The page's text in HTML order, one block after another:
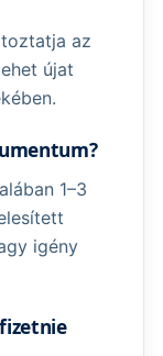
az
újat
1–3
igény